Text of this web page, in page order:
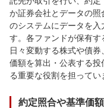
か証券会社とデータの
のシステムにデータを入
す。各ファンドが保有す
日々変動する株式や債
価額を算出・公表する
る重要な役割を担ってい
約定照合や基準価